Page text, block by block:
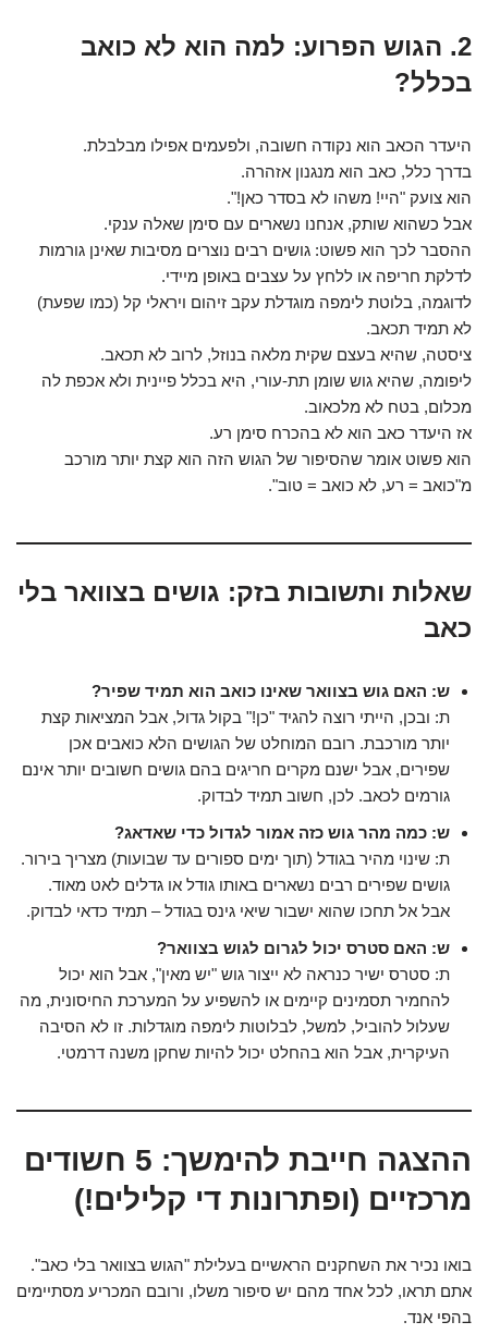
2. הגוש הפרוע: למה הוא לא כואב
בכלל?
היעדר הכאב הוא נקודה חשובה, ולפעמים אפילו מבלבלת.
בדרך כלל, כאב הוא מנגנון אזהרה.
הוא צועק "היי! משהו לא בסדר כאן!".
אבל כשהוא שותק, אנחנו נשארים עם סימן שאלה ענקי.
ההסבר לכך הוא פשוט: גושים רבים נוצרים מסיבות שאינן גורמות
לדלקת חריפה או ללחץ על עצבים באופן מיידי.
לדוגמה, בלוטת לימפה מוגדלת עקב זיהום ויראלי קל (כמו שפעת)
לא תמיד תכאב.
ציסטה, שהיא בעצם שקית מלאה בנוזל, לרוב לא תכאב.
ליפומה, שהיא גוש שומן תת-עורי, היא בכלל פיינית ולא אכפת לה
מכלום, בטח לא מלכאוב.
אז היעדר כאב הוא לא בהכרח סימן רע.
הוא פשוט אומר שהסיפור של הגוש הזה הוא קצת יותר מורכב
מ"כואב = רע, לא כואב = טוב".
שאלות ותשובות בזק: גושים בצוואר בלי
כאב
ש: האם גוש בצוואר שאינו כואב הוא תמיד שפיר?
ת: ובכן, הייתי רוצה להגיד "כן!" בקול גדול, אבל המציאות קצת
יותר מורכבת. רובם המוחלט של הגושים הלא כואבים אכן
שפירים, אבל ישנם מקרים חריגים בהם גושים חשובים יותר אינם
גורמים לכאב. לכן, חשוב תמיד לבדוק.
ש: כמה מהר גוש כזה אמור לגדול כדי שאדאג?
ת: שינוי מהיר בגודל (תוך ימים ספורים עד שבועות) מצריך בירור.
גושים שפירים רבים נשארים באותו גודל או גדלים לאט מאוד.
אבל אל תחכו שהוא ישבור שיאי גינס בגודל – תמיד כדאי לבדוק.
ש: האם סטרס יכול לגרום לגוש בצוואר?
ת: סטרס ישיר כנראה לא ייצור גוש "יש מאין", אבל הוא יכול
להחמיר תסמינים קיימים או להשפיע על המערכת החיסונית, מה
שעלול להוביל, למשל, לבלוטות לימפה מוגדלות. זו לא הסיבה
העיקרית, אבל הוא בהחלט יכול להיות שחקן משנה דרמטי.
ההצגה חייבת להימשך: 5 חשודים
מרכזיים (ופתרונות די קלילים!)
בואו נכיר את השחקנים הראשיים בעלילת "הגוש בצוואר בלי כאב".
אתם תראו, לכל אחד מהם יש סיפור משלו, ורובם המכריע מסתיימים
בהפי אנד.